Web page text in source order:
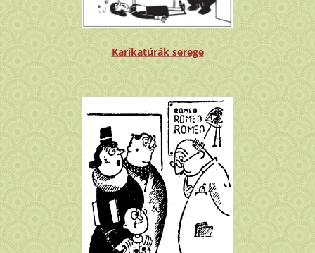
Karikatúrák serege